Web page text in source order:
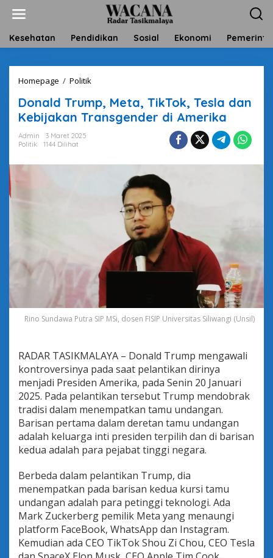
t
Kesehatan Pendidikan Sosial Ekonomi
Homepage / Politik
n
a
o
k
e
s
l
a
d
a
n
K
e
b
j
a
k
a
n
T
r
a
Donald Trump, Meta, TikTok, Tesla dan
Kebijakan Transgender di Amerika
Admin
3 Maret 2025
Politik
1144 Dilihat
Rino Sundawa Putra SIP MSi, dosen FISIP Universitas Siliwangi (Unsil)
RADAR TASIKMALAYA – Donald Trump mengawali
kontroversinya pada saat pelantikan dirinya
menjadi Presiden Amerika, pada Senin 20 Januari
2025. Pada pelantikan tersebut Trump mendobrak
tradisi dalam menempatkan tamu undangan.
Barisan pertama dalam deretan tamu undangan
adalah keluarga inti presiden terpilih dan di barisan
kedua adalah para pejabat tinggi negara.
Berbeda dalam pelantikan Trump, dia
menempatkan pada barisan kedua kursi tamu
undangan adalah para petinggi teknologi. Ada
Mark Zuckerberg pemilik Meta yang menaungi
platform FaceBook, WhatsApp dan Instagram.
Kemudian ada CEO TikTok Shou Zi Chou, CEO Tesla